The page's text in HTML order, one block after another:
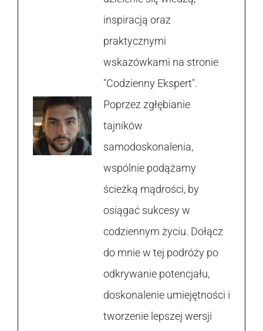
inspiracją oraz
praktycznymi
wskazówkami na stronie
"Codzienny Ekspert".
Poprzez zgłębianie
tajników
samodoskonalenia,
wspólnie podążamy
ścieżką mądrości, by
osiągać sukcesy w
codziennym życiu. Dołącz
do mnie w tej podróży po
odkrywanie potencjału,
doskonalenie umiejętności i
tworzenie lepszej wersji